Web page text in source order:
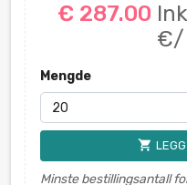
€ 287.00
€/
Mengde
shopping_cart
Minste bestillingsantall